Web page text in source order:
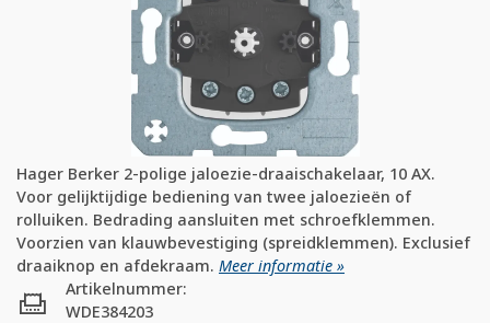
Hager Berker 2-polige jaloezie-draaischakelaar, 10 AX.
Voor gelijktijdige bediening van twee jaloezieën of
rolluiken. Bedrading aansluiten met schroefklemmen.
Voorzien van klauwbevestiging (spreidklemmen). Exclusief
draaiknop en afdekraam. Meer informatie »
Artikelnummer:
WDE384203